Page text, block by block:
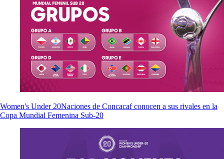
Women's Under 20Naciones de Concacaf conocen a sus rivales en la
Copa Mundial Femenina Sub-20